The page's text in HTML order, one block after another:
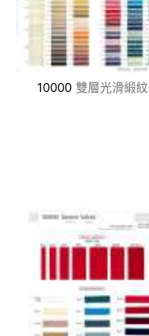
10000 雙層光滑緞紋